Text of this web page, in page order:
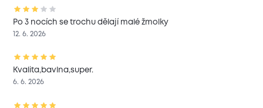
Po 3 nocích se trochu dělají malé žmolky
12. 6. 2026
Kvalita,bavlna,super.
6. 6. 2026